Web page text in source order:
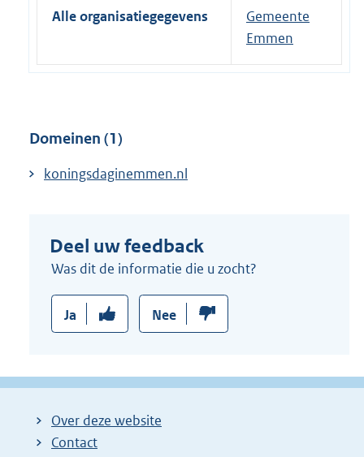
i
n
k
Alle organisatiegegevens
Gemeente
Emmen
Domeinen (1)
koningsdaginemmen.nl
Deel uw feedback
Was dit de informatie die u zocht?
Ja Nee
Over deze website
Contact